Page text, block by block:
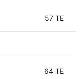
57 TE
64 TE